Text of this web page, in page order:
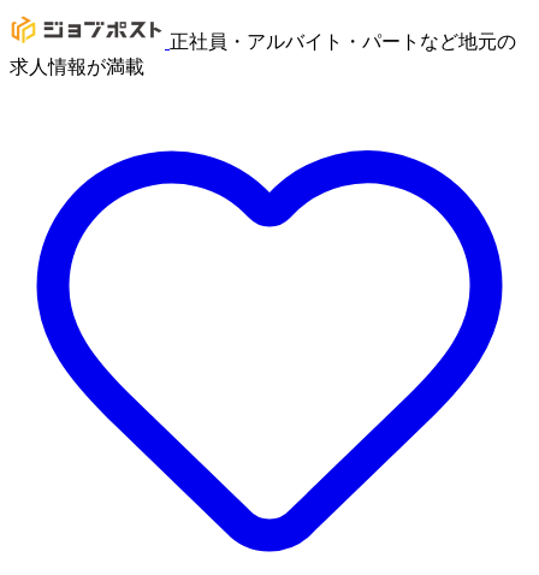
正社員・アルバイト・パートなど地元の
求人情報が満載